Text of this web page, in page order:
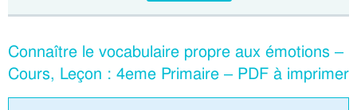
Connaître le vocabulaire propre aux émotions –
Cours, Leçon : 4eme Primaire – PDF à imprimer